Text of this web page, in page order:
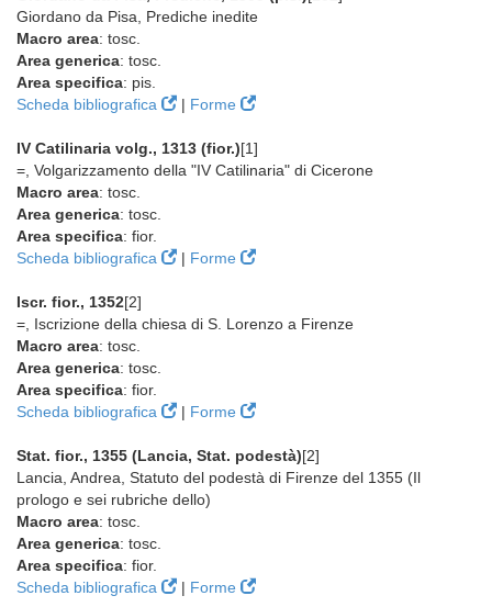
Giordano da Pisa, Prediche inedite
Macro area: tosc.
Area generica: tosc.
Area specifica: pis.
Scheda bibliografica
| Forme
IV Catilinaria volg., 1313 (fior.)[1]
=, Volgarizzamento della "IV Catilinaria" di Cicerone
Macro area: tosc.
Area generica: tosc.
Area specifica: fior.
Scheda bibliografica
| Forme
Iscr. fior., 1352[2]
=, Iscrizione della chiesa di S. Lorenzo a Firenze
Macro area: tosc.
Area generica: tosc.
Area specifica: fior.
Scheda bibliografica
| Forme
Stat. fior., 1355 (Lancia, Stat. podestà)[2]
Lancia, Andrea, Statuto del podestà di Firenze del 1355 (Il
prologo e sei rubriche dello)
Macro area: tosc.
Area generica: tosc.
Area specifica: fior.
Scheda bibliografica
| Forme